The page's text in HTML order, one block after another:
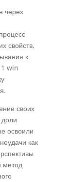
через
свойств,
к
win
своих
освоили
как
метод